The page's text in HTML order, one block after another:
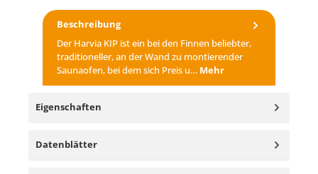
Beschreibung
Der Harvia KIP ist ein bei den Finnen beliebter,
traditioneller, an der Wand zu montierender
Saunaofen, bei dem sich Preis u… Mehr
Eigenschaften
Datenblätter